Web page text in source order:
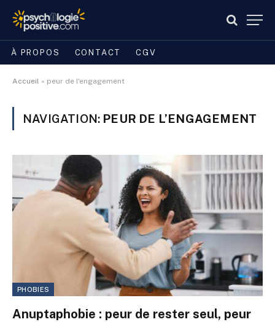
À PROPOS CONTACT CGV
Accueil » peur de l'engagement
NAVIGATION: PEUR DE L’ENGAGEMENT
PHOBIES
Anuptaphobie : peur de rester seul, peur